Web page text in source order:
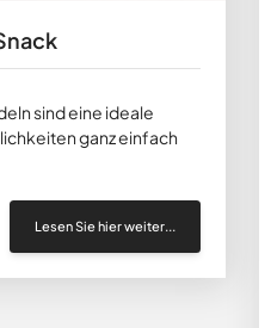
sind eine ideale
ganz einfach
Lesen Sie hier weiter...